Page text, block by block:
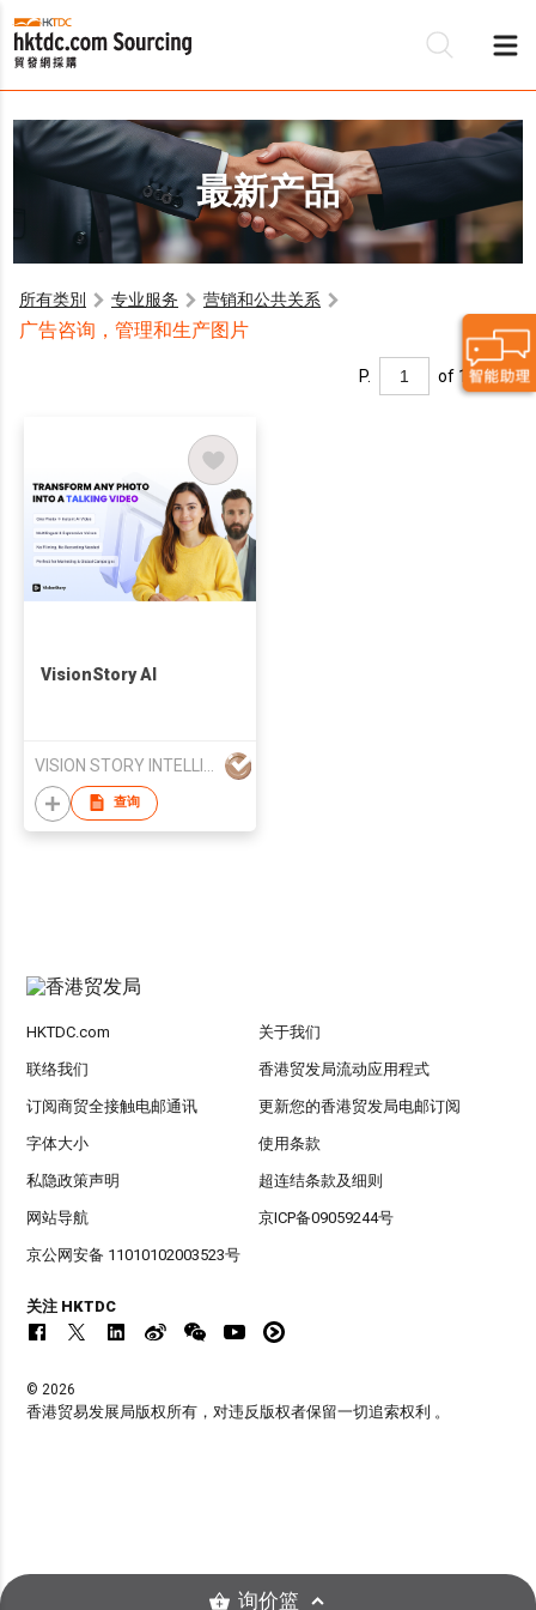
最新产品
所有类別 专业服务 营销和公共关系
广告咨询，管理和生产图片
P. of 1
VisionStory AI
查询
HKTDC.com 关于我们
联络我们 香港贸发局流动应用程式
订阅商贸全接触电邮通讯 更新您的香港贸发局电邮订阅
字体大小 使用条款
私隐政策声明 超连结条款及细则
网站导航 京ICP备09059244号
京公网安备 11010102003523号
关注 HKTDC
© 2026
香港贸易发展局版权所有，对违反版权者保留一切追索权利 。
询价篮